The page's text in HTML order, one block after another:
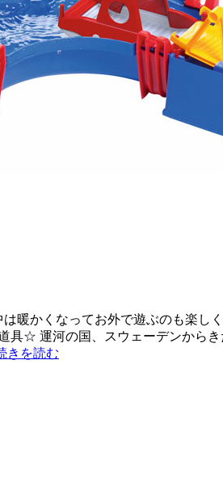
暖かくなってお外で遊ぶのも楽し
☆ 運河の国、スウェーデンから
きを読む